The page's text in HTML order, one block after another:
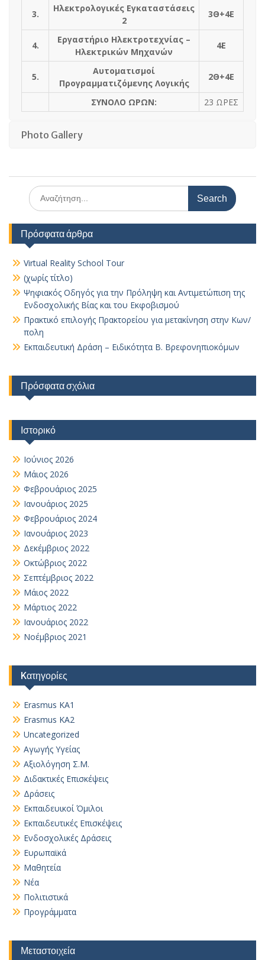
3.
Ηλεκτρολογικές Εγκαταστάσεις
2
3Θ+4Ε
4.
Εργαστήριο Ηλεκτροτεχνίας –
Ηλεκτρικών Μηχανών
4Ε
5.
Αυτοματισμοί
Προγραμματιζόμενης Λογικής
2Θ+4Ε
ΣΥΝΟΛΟ ΩΡΩΝ: 23 ΩΡΕΣ
Photo Gallery
Search
for:
Πρόσφατα άρθρα
Virtual Reality School Tour
(χωρίς τίτλο)
Ψηφιακός Οδηγός για την Πρόληψη και Αντιμετώπιση της
Ενδοσχολικής Βίας και του Εκφοβισμού
Πρακτικό επιλογής Πρακτορείου για μετακίνηση στην Κων/
πολη
Εκπαιδευτική Δράση – Ειδικότητα Β. Βρεφονηπιοκόμων
Πρόσφατα σχόλια
Ιστορικό
Ιούνιος 2026
Μάιος 2026
Φεβρουάριος 2025
Ιανουάριος 2025
Φεβρουάριος 2024
Ιανουάριος 2023
Δεκέμβριος 2022
Οκτώβριος 2022
Σεπτέμβριος 2022
Μάιος 2022
Μάρτιος 2022
Ιανουάριος 2022
Νοέμβριος 2021
Kατηγορίες
Erasmus KA1
Erasmus KA2
Uncategorized
Αγωγής Υγείας
Αξιολόγηση Σ.Μ.
Διδακτικές Επισκέψεις
Δράσεις
Εκπαιδευικοί Όμιλοι
Εκπαιδευτικές Επισκέψεις
Ενδοσχολικές Δράσεις
Ευρωπαϊκά
Μαθητεία
Νέα
Πολιτιστικά
Προγράμματα
Μεταστοιχεία